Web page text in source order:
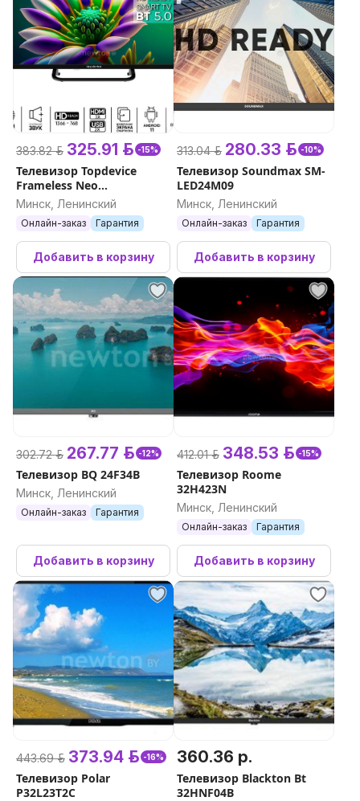
383.82 р. 325.91 р. -15%
Телевизор Topdevice
Frameless Neo
TDTV24CS04H_BK
Минск, Ленинский
Онлайн-заказ Гарантия
Добавить в корзину
313.04 р. 280.33 р. -10%
Телевизор Soundmax SM-
LED24M09
Минск, Ленинский
Онлайн-заказ Гарантия
Добавить в корзину
302.72 р. 267.77 р. -12%
Телевизор BQ 24F34B
Минск, Ленинский
Онлайн-заказ Гарантия
Добавить в корзину
412.01 р. 348.53 р. -15%
Телевизор Roome
32H423N
Минск, Ленинский
Онлайн-заказ Гарантия
Добавить в корзину
443.69 р. 373.94 р. -16%
Телевизор Polar
P32L23T2C
360.36 р.
Телевизор Blackton Bt
32HNF04B